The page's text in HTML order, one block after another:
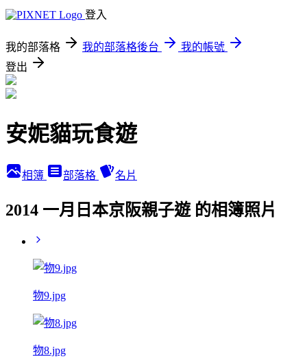
登入
我的部落格 我的部落格後台
我的帳號
登出
安妮貓玩食遊
相簿 部落格 名片
2014 一月日本京阪親子遊 的相簿照片
物9.jpg
物8.jpg